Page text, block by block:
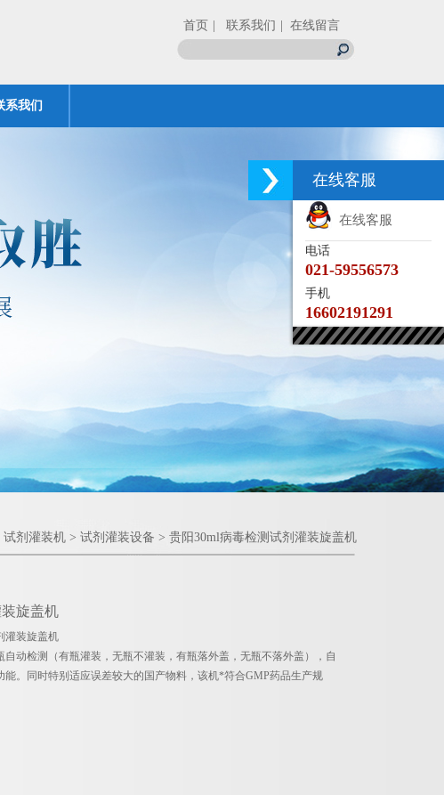
首页 | 联系我们 | 在线留言
系我们
试剂灌装机 > 试剂灌装设备 > 贵阳30ml病毒检测试剂灌装旋盖机
旋盖机
灌装旋盖机
动检测（有瓶灌装，无瓶不灌装，有瓶落外盖，无瓶不落外盖），自
能。同时特别适应误差较大的国产物料，该机*符合GMP药品生产规
在线客服
在线客服
电话
021-59556573
手机
16602191291